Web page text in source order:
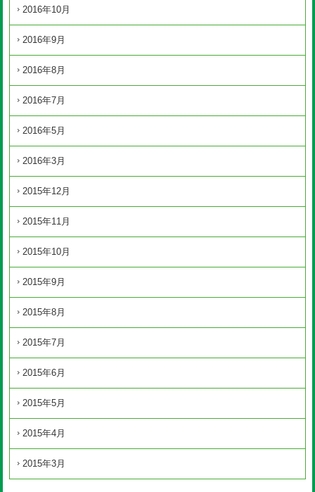
2016年10月
2016年9月
2016年8月
2016年7月
2016年5月
2016年3月
2015年12月
2015年11月
2015年10月
2015年9月
2015年8月
2015年7月
2015年6月
2015年5月
2015年4月
2015年3月